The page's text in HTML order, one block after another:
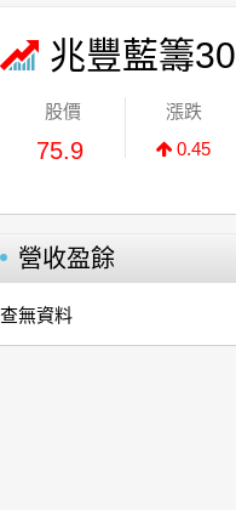
兆豐藍籌30
股價
75.9
漲跌
0.45
營收盈餘
查無資料